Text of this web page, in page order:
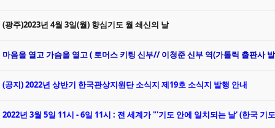
(광주)2023년 4월 3일(월) 향심기도 월 쇄신의 날
마음을 열고 가슴을 열고 ( 토머스 키팅 신부// 이청준 신부 역(가톨릭 출판사
(공지) 2022년 상반기 한국관상지원단 소식지 제19호 소식지 발행 안내
2022년 3월 5일 11시 - 6일 11시 : 전 세계가 "'기도 안에 일치되는 날' (한국 기